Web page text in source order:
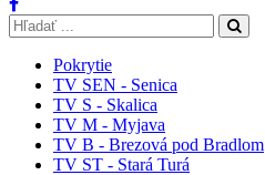
Pokrytie
TV SEN - Senica
TV S - Skalica
TV M - Myjava
TV B - Brezová pod Bradlom
TV ST - Stará Turá